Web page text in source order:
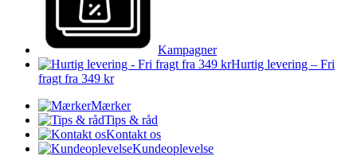
Kampagner
Hurtig levering – Fri
fragt fra 349 kr
Mærker
Tips & råd
Kontakt os
Kundeoplevelse